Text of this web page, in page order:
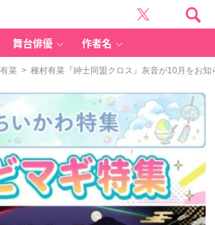
舞台俳優 作者名
菜 > 種村有菜『紳士同盟クロス』灰音が10月をお